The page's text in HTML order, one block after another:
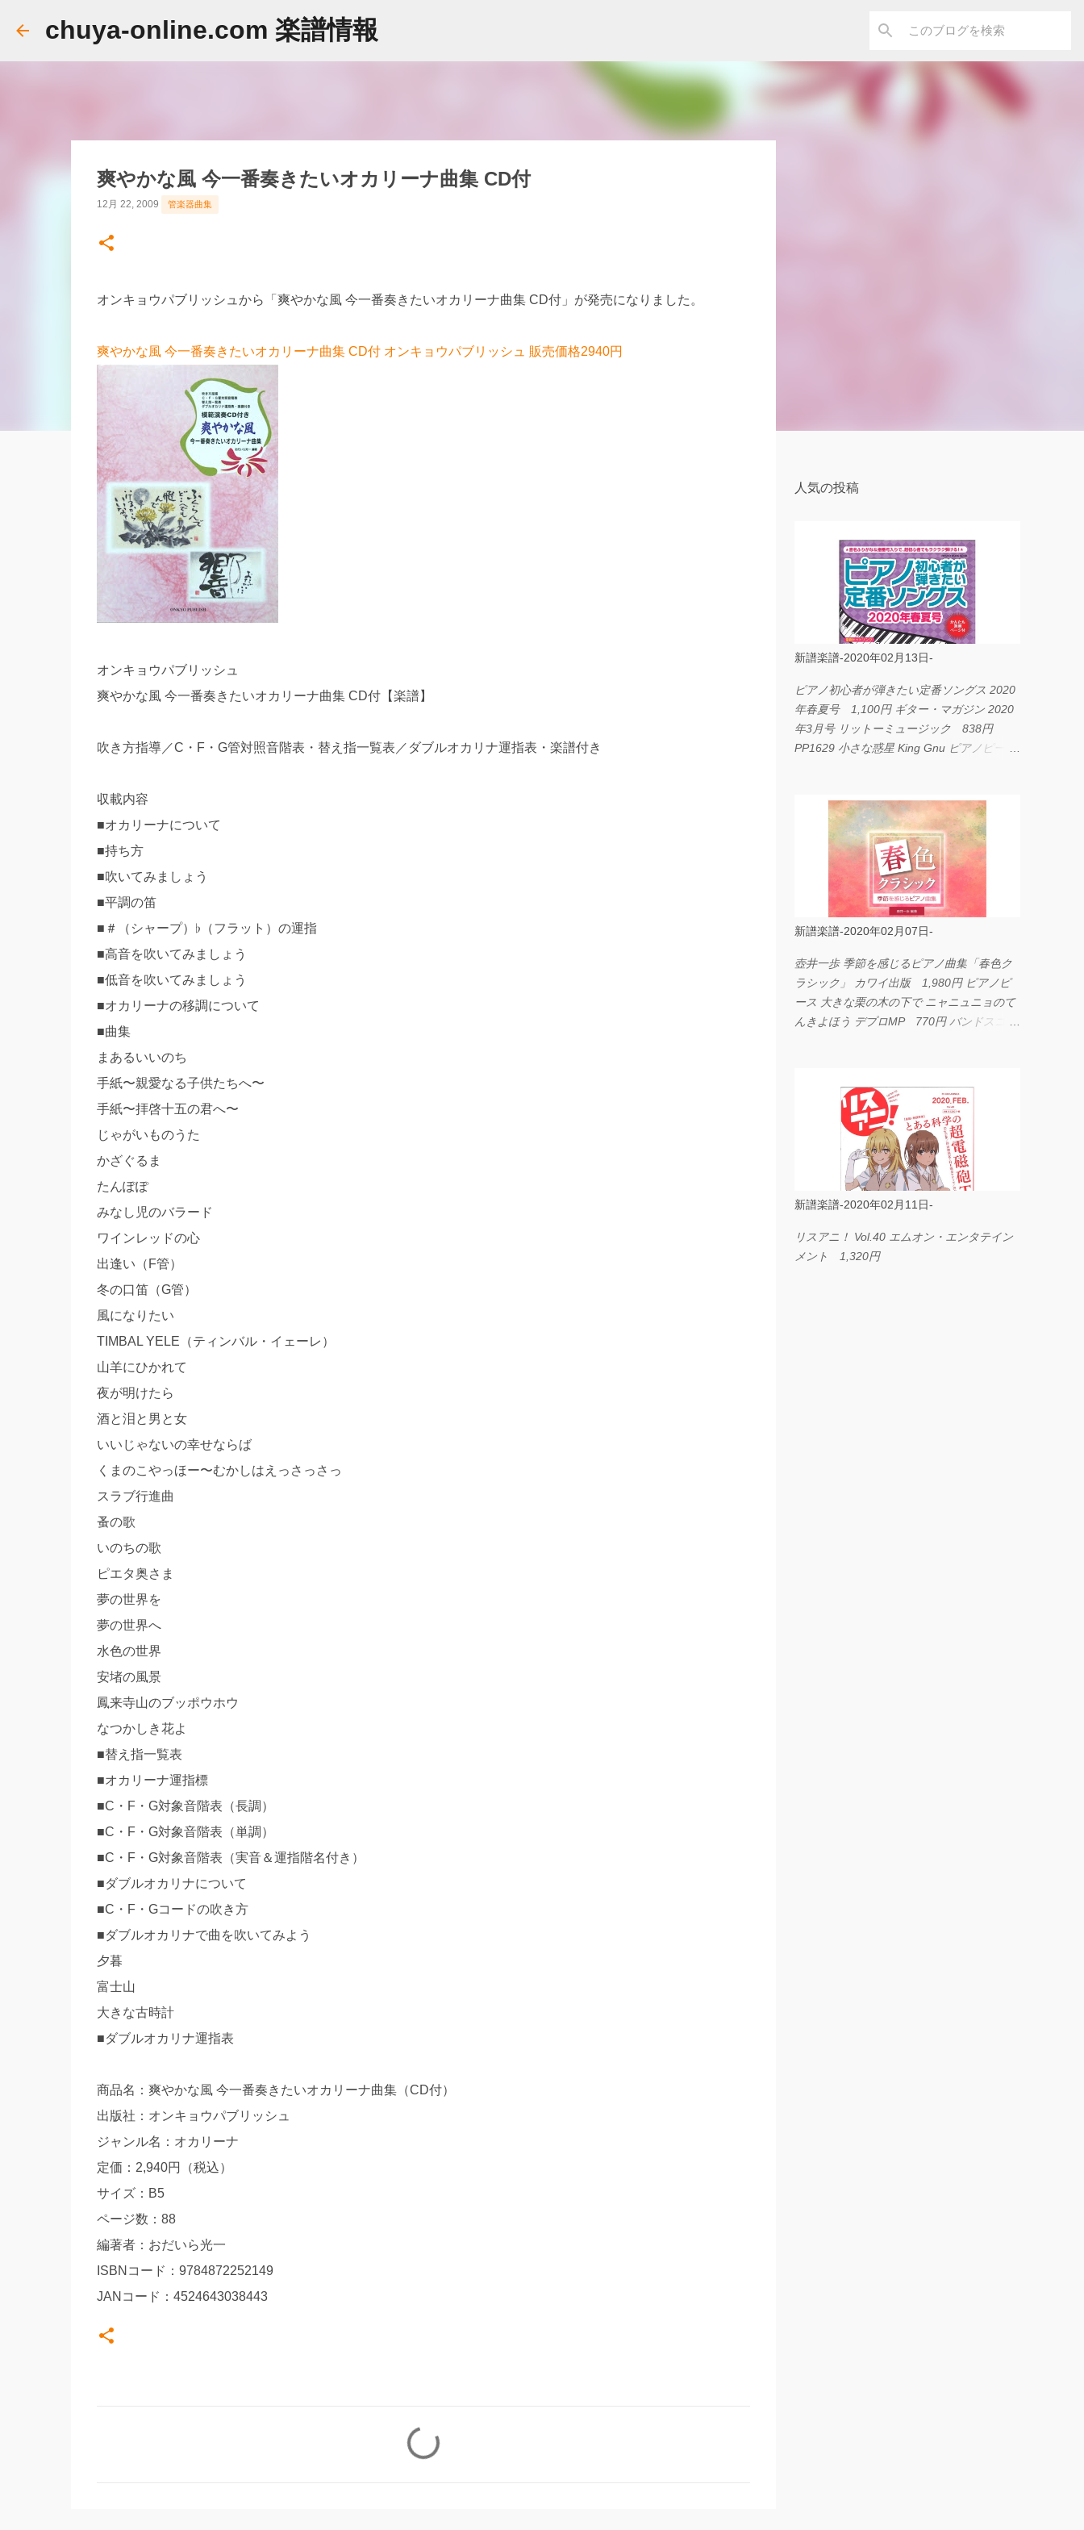
chuya-online.com 楽譜情報
爽やかな風 今一番奏きたいオカリーナ曲集 CD付
12月 22, 2009 管楽器曲集
オンキョウパブリッシュから「爽やかな風 今一番奏きたいオカリーナ曲集 CD付」が発売になりました。
爽やかな風 今一番奏きたいオカリーナ曲集 CD付 オンキョウパブリッシュ 販売価格2940円
オンキョウパブリッシュ
爽やかな風 今一番奏きたいオカリーナ曲集 CD付【楽譜】
吹き方指導／C・F・G管対照音階表・替え指一覧表／ダブルオカリナ運指表・楽譜付き
収載内容
■オカリーナについて
■持ち方
■吹いてみましょう
■平調の笛
■＃（シャープ）♭（フラット）の運指
■高音を吹いてみましょう
■低音を吹いてみましょう
■オカリーナの移調について
■曲集
まあるいいのち
手紙〜親愛なる子供たちへ〜
手紙〜拝啓十五の君へ〜
じゃがいものうた
かざぐるま
たんぽぽ
みなし児のバラード
ワインレッドの心
出逢い（F管）
冬の口笛（G管）
風になりたい
TIMBAL YELE（ティンバル・イェーレ）
山羊にひかれて
夜が明けたら
酒と泪と男と女
いいじゃないの幸せならば
くまのこやっほー〜むかしはえっさっさっ
スラブ行進曲
蚤の歌
いのちの歌
ピエタ奥さま
夢の世界を
夢の世界へ
水色の世界
安堵の風景
鳳来寺山のブッポウホウ
なつかしき花よ
■替え指一覧表
■オカリーナ運指標
■C・F・G対象音階表（長調）
■C・F・G対象音階表（単調）
■C・F・G対象音階表（実音＆運指階名付き）
■ダブルオカリナについて
■C・F・Gコードの吹き方
■ダブルオカリナで曲を吹いてみよう
夕暮
富士山
大きな古時計
■ダブルオカリナ運指表
商品名：爽やかな風 今一番奏きたいオカリーナ曲集（CD付）
出版社：オンキョウパブリッシュ
ジャンル名：オカリーナ
定価：2,940円（税込）
サイズ：B5
ページ数：88
編著者：おだいら光一
ISBNコード：9784872252149
JANコード：4524643038443
人気の投稿
新譜楽譜-2020年02月13日-
ピアノ初心者が弾きたい定番ソングス 2020
年春夏号 1,100円 ギター・マガジン 2020
年3月号 リットーミュージック 838円
PP1629 小さな惑星 King Gnu ピアノピース
LOVE... Official髭男dism バンドピース フェ
アリー 825円
新譜楽譜-2020年02月07日-
壺井一歩 季節を感じるピアノ曲集「春色ク
ラシック」 カワイ出版 1,980円 ピアノピ
ース 大きな栗の木の下で ニャニュニョのて
んきよほう デプロMP 770円 バンドスコア
ス I LOVE．．． Official髭男dism やさしく
弾ける ピアノピース フェアリー 660円
BP2225 Kingdom of the Heavens 春畑道哉
バンドピース フェアリー 825円
新譜楽譜-2020年02月11日-
リスアニ！ Vol.40 エムオン・エンタテイン
メント 1,320円